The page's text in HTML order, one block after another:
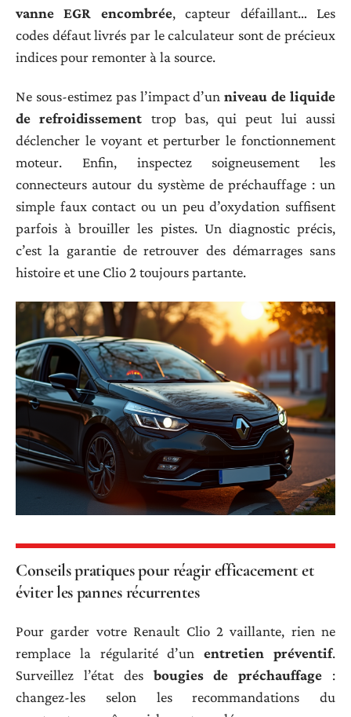
vanne EGR encombrée, capteur défaillant… Les
codes défaut livrés par le calculateur sont de précieux
indices pour remonter à la source.
Ne sous-estimez pas l’impact d’unniveau de liquide
de refroidissement trop bas, qui peut lui aussi
déclencher le voyant et perturber le fonctionnement
moteur. Enfin, inspectez soigneusement les
connecteurs autour du système de préchauffage : un
simple faux contact ou un peu d’oxydation suffisent
parfois à brouiller les pistes. Un diagnostic précis,
c’est la garantie de retrouver des démarrages sans
histoire et une Clio 2 toujours partante.
Conseils pratiques pour réagir efficacement et
éviter les pannes récurrentes
Pour garder votre Renault Clio 2 vaillante, rien ne
remplace la régularité d’unentretien préventif.
Surveillez l’état des bougies de préchauffage :
changez-les selon les recommandations du